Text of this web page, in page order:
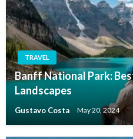
TRAVEL
Banff National Park:
Landscapes
Gustavo Costa May 20, 2024